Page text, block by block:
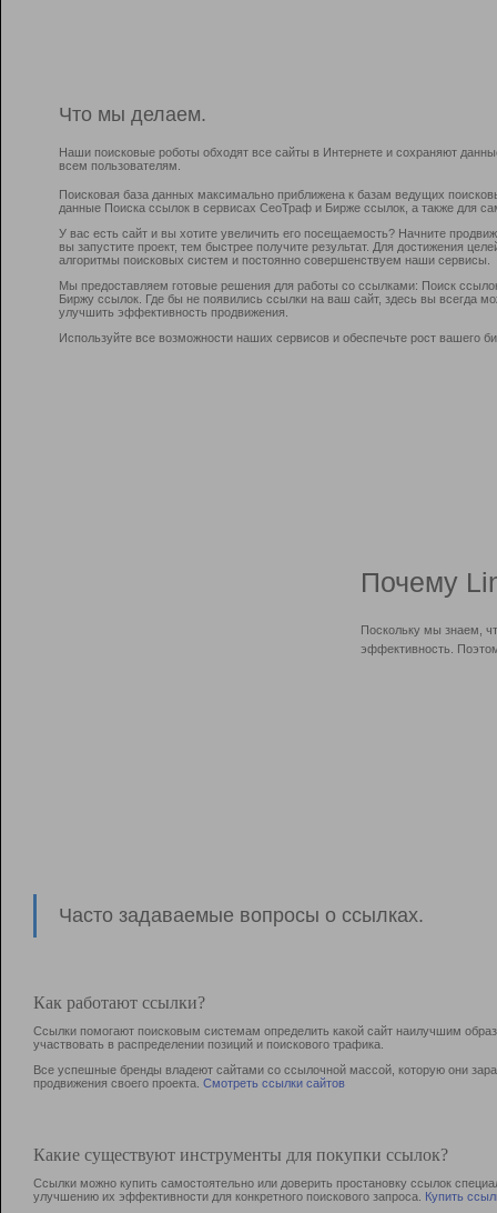
Что мы делаем.
Наши поисковые роботы обходят все сайты в Интернете и сохраняют
всем пользователям.
Поисковая база данных максимально приближена к базам ведущих
данные Поиска ссылок в сервисах СеоТраф и Бирже ссылок, а также для
У вас есть сайт и вы хотите увеличить его посещаемость? Начните
вы запустите проект, тем быстрее получите результат. Для достижения
алгоритмы поисковых систем и постоянно совершенствуем наши сервисы.
Мы предоставляем готовые решения для работы со ссылками: Поиск
Биржу ссылок. Где бы не появились ссылки на ваш сайт, здесь вы всегда
улучшить эффективность продвижения.
Используйте все возможности наших сервисов и обеспечьте рост вашего
Почему
Поскольку мы знаем,
эффективность.
Часто задаваемые вопросы о ссылках.
Как работают ссылки?
Ссылки помогают поисковым системам определить какой сайт наилучшим
участвовать в раcпределении позиций и поискового трафика.
Все успешные бренды владеют сайтами со ссылочной массой, которую они
продвижения своего проекта. Смотреть ссылки сайтов
Какие существуют инструменты для покупки ссылок?
Ссылки можно купить самостоятельно или доверить простановку ссылок
улучшению их эффективности для конкретного поискового запроса. Купить